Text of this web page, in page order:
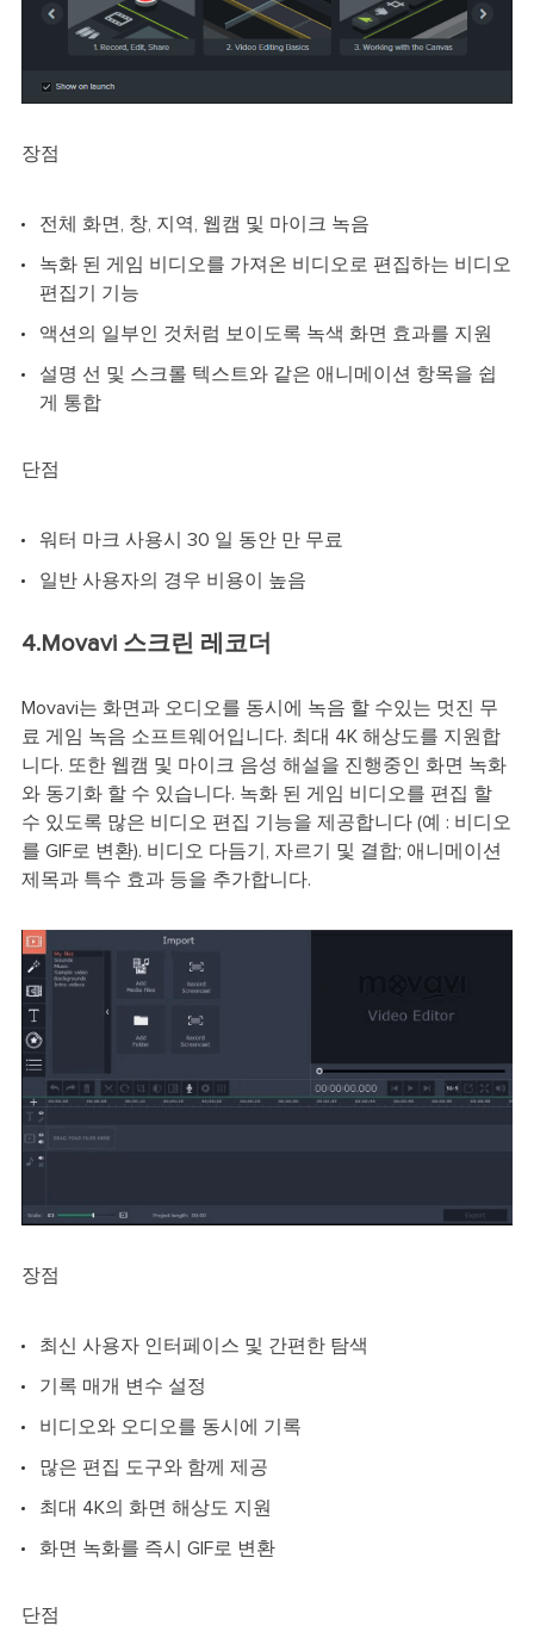
장점
전체 화면, 창, 지역, 웹캠 및 마이크 녹음
녹화 된 게임 비디오를 가져온 비디오로 편집하는 비디오
편집기 기능
액션의 일부인 것처럼 보이도록 녹색 화면 효과를 지원
설명 선 및 스크롤 텍스트와 같은 애니메이션 항목을 쉽
게 통합
단점
워터 마크 사용시 30 일 동안 만 무료
일반 사용자의 경우 비용이 높음
4.Movavi 스크린 레코더
Movavi는 화면과 오디오를 동시에 녹음 할 수있는 멋진 무
료 게임 녹음 소프트웨어입니다. 최대 4K 해상도를 지원합
니다. 또한 웹캠 및 마이크 음성 해설을 진행중인 화면 녹화
와 동기화 할 수 있습니다. 녹화 된 게임 비디오를 편집 할
수 있도록 많은 비디오 편집 기능을 제공합니다 (예 : 비디오
를 GIF로 변환). 비디오 다듬기, 자르기 및 결합; 애니메이션
제목과 특수 효과 등을 추가합니다.
장점
최신 사용자 인터페이스 및 간편한 탐색
기록 매개 변수 설정
비디오와 오디오를 동시에 기록
많은 편집 도구와 함께 제공
최대 4K의 화면 해상도 지원
화면 녹화를 즉시 GIF로 변환
단점